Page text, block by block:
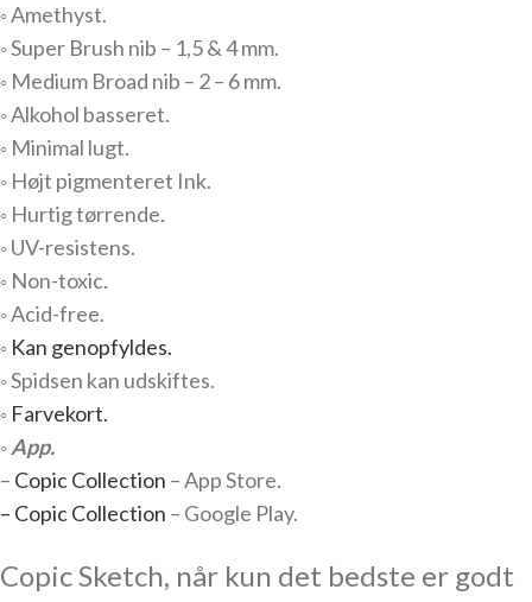
◦ Amethyst.
◦ Super Brush nib – 1,5 & 4 mm.
◦ Medium Broad nib – 2 – 6 mm.
◦ Alkohol basseret.
◦ Minimal lugt.
◦ Højt pigmenteret Ink.
◦ Hurtig tørrende.
◦ UV-resistens.
◦ Non-toxic.
◦ Acid-free.
◦ Kan genopfyldes.
◦ Spidsen kan udskiftes.
◦ Farvekort.
◦App.
– Copic Collection – App Store.
– Copic Collection – Google Play.
Copic Sketch, når kun det bedste er godt